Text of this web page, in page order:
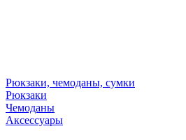
Рюкзаки, чемоданы, сумки
Рюкзаки
Чемоданы
Аксессуары